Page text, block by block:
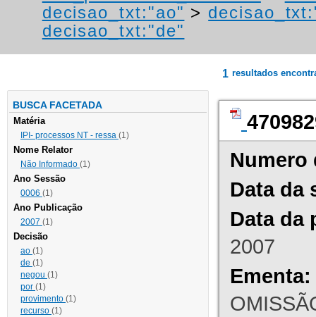
decisao_txt:"ao" >
decisao_txt:"de"
BUSCA FACETADA
Matéria
IPI- processos NT - ressa (1)
Nome Relator
Não Informado (1)
Ano Sessão
0006 (1)
Ano Publicação
2007 (1)
Decisão
ao (1)
de (1)
negou (1)
por (1)
provimento (1)
recurso (1)
1 resultados
Numero
Data da
Data da
2007
Ementa: